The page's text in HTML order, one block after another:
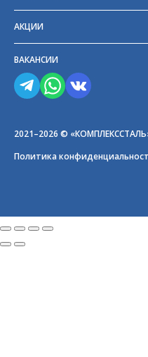
АКЦИИ
ВАКАНСИИ
2021–2026 ©
Политика